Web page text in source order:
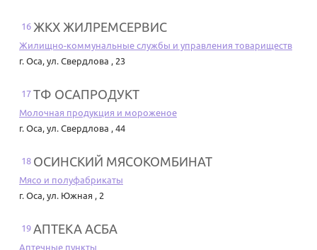
16 ЖКХ ЖИЛРЕМСЕРВИС
Жилищно-коммунальные службы и управления товариществ
г. Оса, ул. Свердлова , 23
17 ТФ ОСАПРОДУКТ
Молочная продукция и мороженое
г. Оса, ул. Свердлова , 44
18 ОСИНСКИЙ МЯСОКОМБИНАТ
Мясо и полуфабрикаты
г. Оса, ул. Южная , 2
19 АПТЕКА АСБА
Аптечные пункты